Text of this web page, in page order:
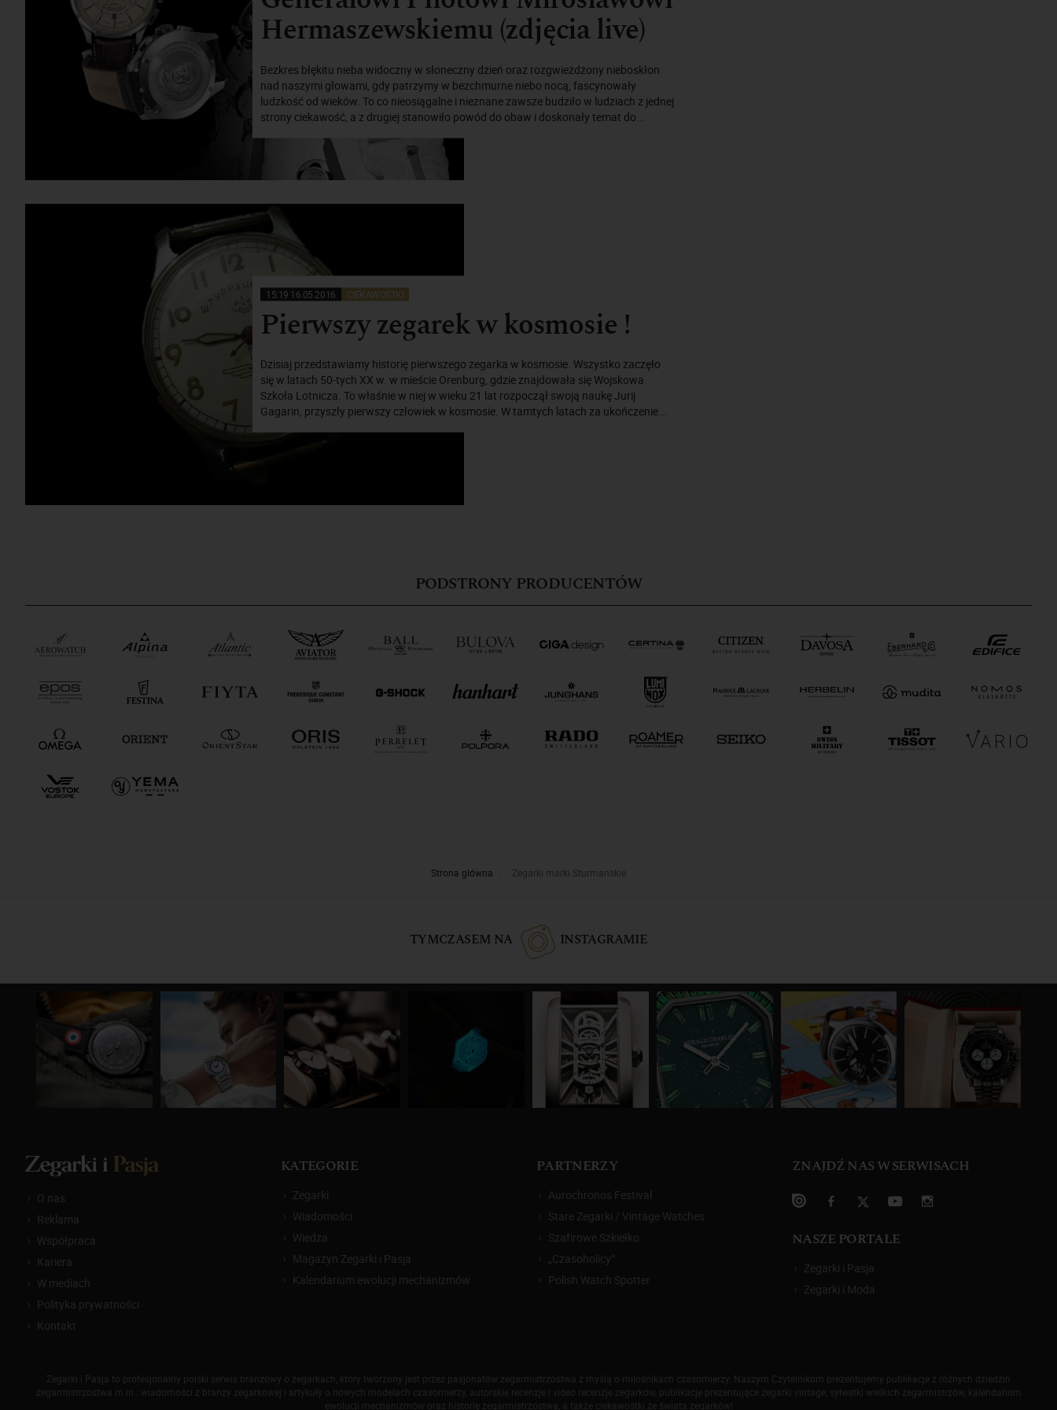
Hermaszewskiemu (zdjęcia live)
Bezkres błękitu nieba widoczny w słoneczny dzień oraz rozgwieżdżony nieboskłon
nad naszymi głowami, gdy patrzymy w bezchmurne niebo nocą, fascynowały
ludzkość od wieków. To co nieosiągalne i nieznane zawsze budziło w ludziach z jednej
strony ciekawość, a z drugiej stanowiło powód do obaw i doskonały temat do...
15:19 16.05.2016 CIEKAWOSTKI
Pierwszy zegarek w kosmosie !
Dzisiaj przedstawiamy historię pierwszego zegarka w kosmosie. Wszystko zaczęło
się w latach 50-tych XX w. w mieście Orenburg, gdzie znajdowała się Wojskowa
Szkoła Lotnicza. To właśnie w niej w wieku 21 lat rozpoczął swoją naukę Jurij
Gagarin, przyszły pierwszy człowiek w kosmosie. W tamtych latach za ukończenie...
PODSTRONY PRODUCENTÓW
Strona główna Zegarki marki Sturmanskie
TYMCZASEM NA INSTAGRAMIE
O nas
Reklama
Współpraca
Kariera
W mediach
Polityka prywatności
Kontakt
KATEGORIE
Zegarki
Wiadomości
Wiedza
Magazyn Zegarki i Pasja
Kalendarium ewolucji mechanizmów
PARTNERZY
Aurochronos Festival
Stare Zegarki / Vintage Watches
Szafirowe Szkiełko
„Czasoholicy”
Polish Watch Spotter
ZNAJDŹ NAS W SERWISACH
NASZE PORTALE
Zegarki i Pasja
Zegarki i Moda
Zegarki i Pasja to profesjonalny polski serwis branżowy o zegarkach, który tworzony jest przez pasjonatów zegarmistrzostwa z myślą o miłośnikach czasomierzy. Naszym Czytelnikom prezentujemy publikacje z różnych dziedzin
zegarmistrzostwa m.in.: wiadomości z branży zegarkowej i artykuły o nowych modelach czasomierzy, autorskie recenzje i video recenzje zegarków, publikacje prezentujące zegarki vintage, sylwetki wielkich zegarmistrzów, kalendarium
ewolucji mechanizmów oraz historię zegarmistrzostwa, a także ciekawostki ze świata zegarków!